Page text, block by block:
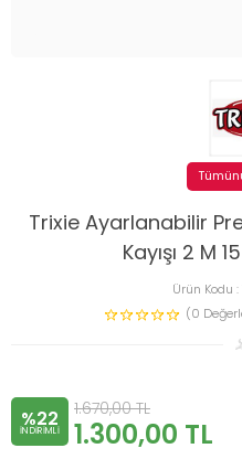
Trixie Ayarlanabilir
Kayışı 2 M
Ürün Kodu :
(0
%22
INDIRIMLI
1.670,00TL
1.300,00 TL